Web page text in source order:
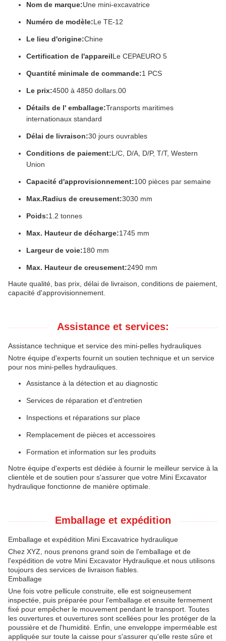
Nom de marque:Une mini-excavatrice
Numéro de modèle:Le TE-12
Le lieu d'origine:Chine
Certification de l'appareilLe CEPAEURO 5
Quantité minimale de commande:1 PCS
Le prix:4500 à 4850 dollars.00
Détails de l' emballage:Transports maritimes
internationaux standard
Délai de livraison:30 jours ouvrables
Conditions de paiement:L/C, D/A, D/P, T/T, Western
Union
Capacité d'approvisionnement:100 pièces par semaine
Max.Radius de creusement:3030 mm
Poids:1.2 tonnes
Max. Hauteur de décharge:1745 mm
Largeur de voie:180 mm
Max. Hauteur de creusement:2490 mm
Haute qualité, bas prix, délai de livraison, conditions de paiement,
capacité d'approvisionnement.
Assistance et services:
Assistance technique et service des mini-pelles hydrauliques
Notre équipe d'experts fournit un soutien technique et un service
pour nos mini-pelles hydrauliques.
Assistance à la détection et au diagnostic
Services de réparation et d'entretien
Inspections et réparations sur place
Remplacement de pièces et accessoires
Formation et information sur les produits
Notre équipe d'experts est dédiée à fournir le meilleur service à la
clientèle et de soutien pour s'assurer que votre Mini Excavator
hydraulique fonctionne de manière optimale.
Emballage et expédition
Emballage et expédition Mini Excavatrice hydraulique
Chez XYZ, nous prenons grand soin de l'emballage et de
l'expédition de votre Mini Excavator Hydraulique.et nous utilisons
toujours des services de livraison fiables.
Emballage
Une fois votre pellicule construite, elle est soigneusement
inspectée, puis préparée pour l'emballage.et ensuite fermement
fixé pour empêcher le mouvement pendant le transport. Toutes
les ouvertures et ouvertures sont scellées pour les protéger de la
poussière et de l'humidité. Enfin, une enveloppe imperméable est
appliquée sur toute la caisse pour s'assurer qu'elle reste sûre et